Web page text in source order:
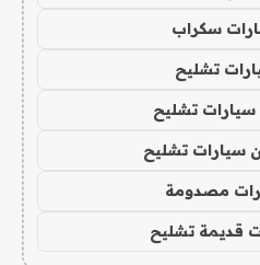
سكراب
تشليح
تشليح
سيارات تشليح
مصدومة
قديمة تشليح